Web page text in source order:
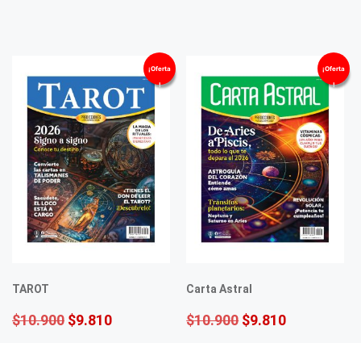
¡Oferta
!
TAROT
$10.900 $9.810
¡Oferta
!
Carta Astral
$10.900 $9.810